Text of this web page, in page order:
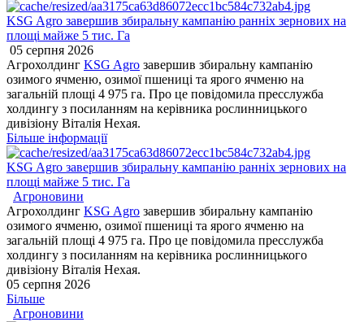
KSG Agro завершив збиральну кампанію ранніх зернових на
площі майже 5 тис. Га
05 серпня 2026
Агрохолдинг KSG Agro завершив збиральну кампанію
озимого ячменю, озимої пшениці та ярого ячменю на
загальній площі 4 975 га. Про це повідомила пресслужба
холдингу з посиланням на керівника рослинницького
дивізіону Віталія Нехая.
Більше інформації
KSG Agro завершив збиральну кампанію ранніх зернових на
площі майже 5 тис. Га
Агроновини
Агрохолдинг KSG Agro завершив збиральну кампанію
озимого ячменю, озимої пшениці та ярого ячменю на
загальній площі 4 975 га. Про це повідомила пресслужба
холдингу з посиланням на керівника рослинницького
дивізіону Віталія Нехая.
05 серпня 2026
Більше
Агроновини